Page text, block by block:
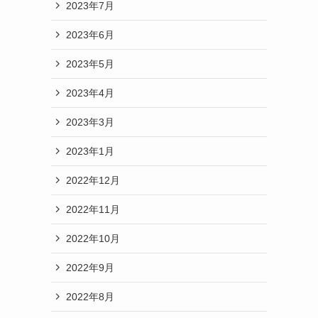
2023年7月
2023年6月
2023年5月
2023年4月
2023年3月
2023年1月
2022年12月
2022年11月
2022年10月
2022年9月
2022年8月